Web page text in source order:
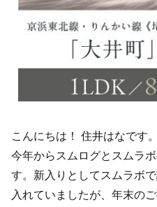
こんにちは！ 住井はなです。
今年からスムログとスムラ
す。新入りとしてスムラボ
入れていましたが、年末の